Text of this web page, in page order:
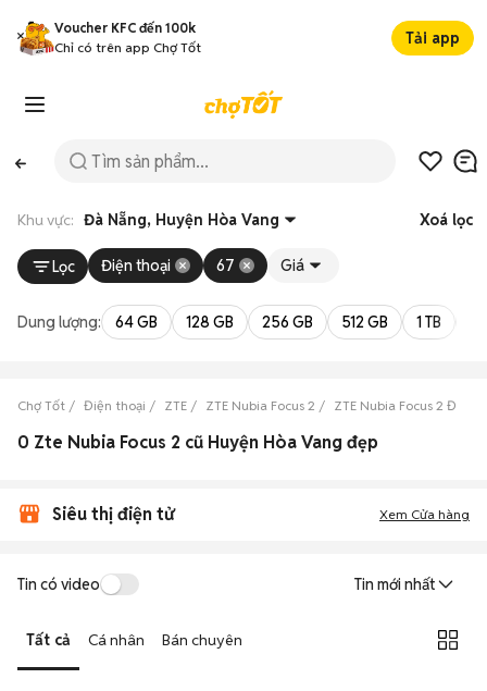
Voucher KFC đến 100k
Chỉ có trên app Chợ Tốt
Tải app
Khu vực: Đà Nẵng, Huyện Hòa Vang Xoá lọc
Lọc Điện thoại 67 Giá
Dung lượng: 64 GB 128 GB 256 GB 512 GB 1 TB
Chợ Tốt Điện thoại ZTE ZTE Nubia Focus 2 ZTE Nubia Focus 2 Đà
0 Zte Nubia Focus 2 cũ Huyện Hòa Vang đẹp
Siêu thị điện tử Xem Cửa hàng
Tin có video Tin mới nhất
Tất cả Cá nhân Bán chuyên